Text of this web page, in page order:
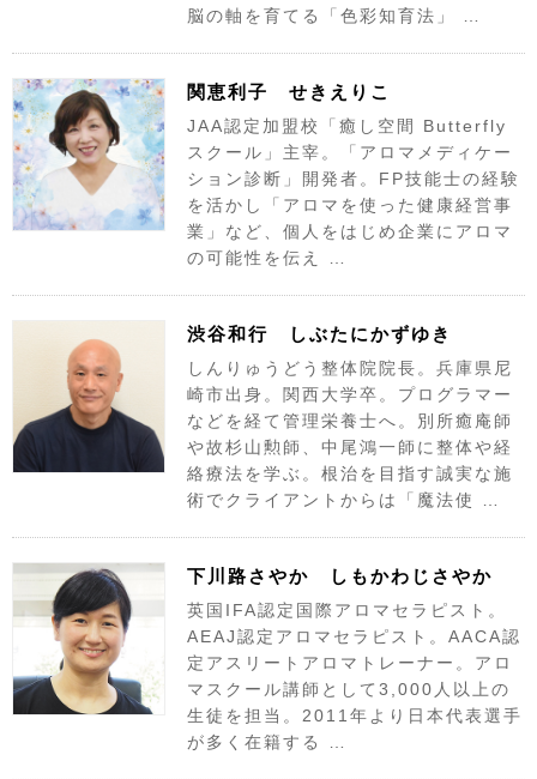
脳の軸を育てる「色彩知育法」 …
関恵利子 せきえりこ
JAA認定加盟校「癒し空間 Butterfly
スクール」主宰。「アロマメディケー
ション診断」開発者。FP技能士の経験
を活かし「アロマを使った健康経営事
業」など、個人をはじめ企業にアロマ
の可能性を伝え …
渋谷和行 しぶたにかずゆき
しんりゅうどう整体院院長。兵庫県尼
崎市出身。関西大学卒。プログラマー
などを経て管理栄養士へ。別所癒庵師
や故杉山勲師、中尾鴻一師に整体や経
絡療法を学ぶ。根治を目指す誠実な施
術でクライアントからは「魔法使 …
下川路さやか しもかわじさやか
英国IFA認定国際アロマセラピスト。
AEAJ認定アロマセラピスト。AACA認
定アスリートアロマトレーナー。アロ
マスクール講師として3,000人以上の
生徒を担当。2011年より日本代表選手
が多く在籍する …